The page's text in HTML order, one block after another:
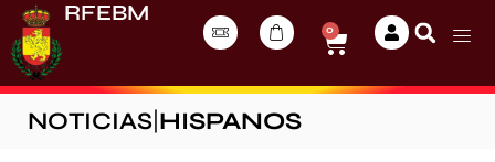
RFEBM
0
NOTICIAS HISPANOS